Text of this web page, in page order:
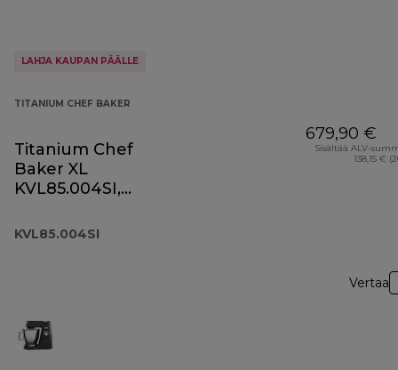
LAHJA KAUPAN PÄÄLLE
TITANIUM CHEF BAKER
Titanium Chef
Baker XL
KVL85.004SI,
KVL85.004SI
679,90 €
Sisältää ALV-
138,15 €
Vertaa